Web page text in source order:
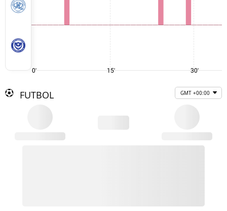
0' 15' 30'
FUTBOL GMT +00:00